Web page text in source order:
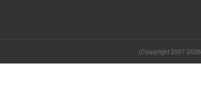
(C)opyright 2007-2026